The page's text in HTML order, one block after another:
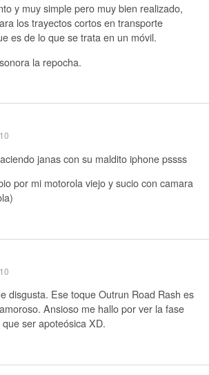
y muy simple pero muy bien realizado,
los trayectos cortos en transporte
es de lo que se trata en un móvil.
la repocha.
janas con su maldito iphone pssss
por mi motorola viejo y sucio con camara
disgusta. Ese toque Outrun Road Rash es
Ansioso me hallo por ver la fase
ser apoteósica XD.